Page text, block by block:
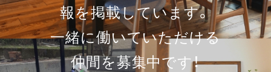
報を掲載しています。
一緒に働いていただける
仲間を募集中です！